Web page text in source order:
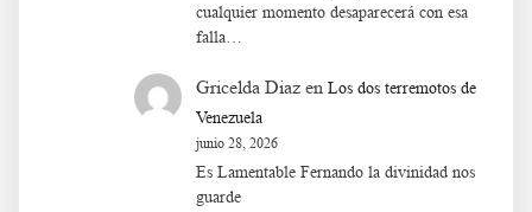
cualquier momento desaparecerá con esa
falla…
Gricelda Diaz en Los dos terremotos de
Venezuela
junio 28, 2026
Es Lamentable Fernando la divinidad nos
guarde